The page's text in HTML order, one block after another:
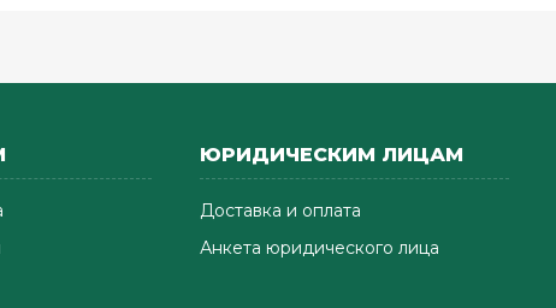
ЮРИДИЧЕСКИМ ЛИЦАМ
Доставка и оплата
Анкета юридического лица